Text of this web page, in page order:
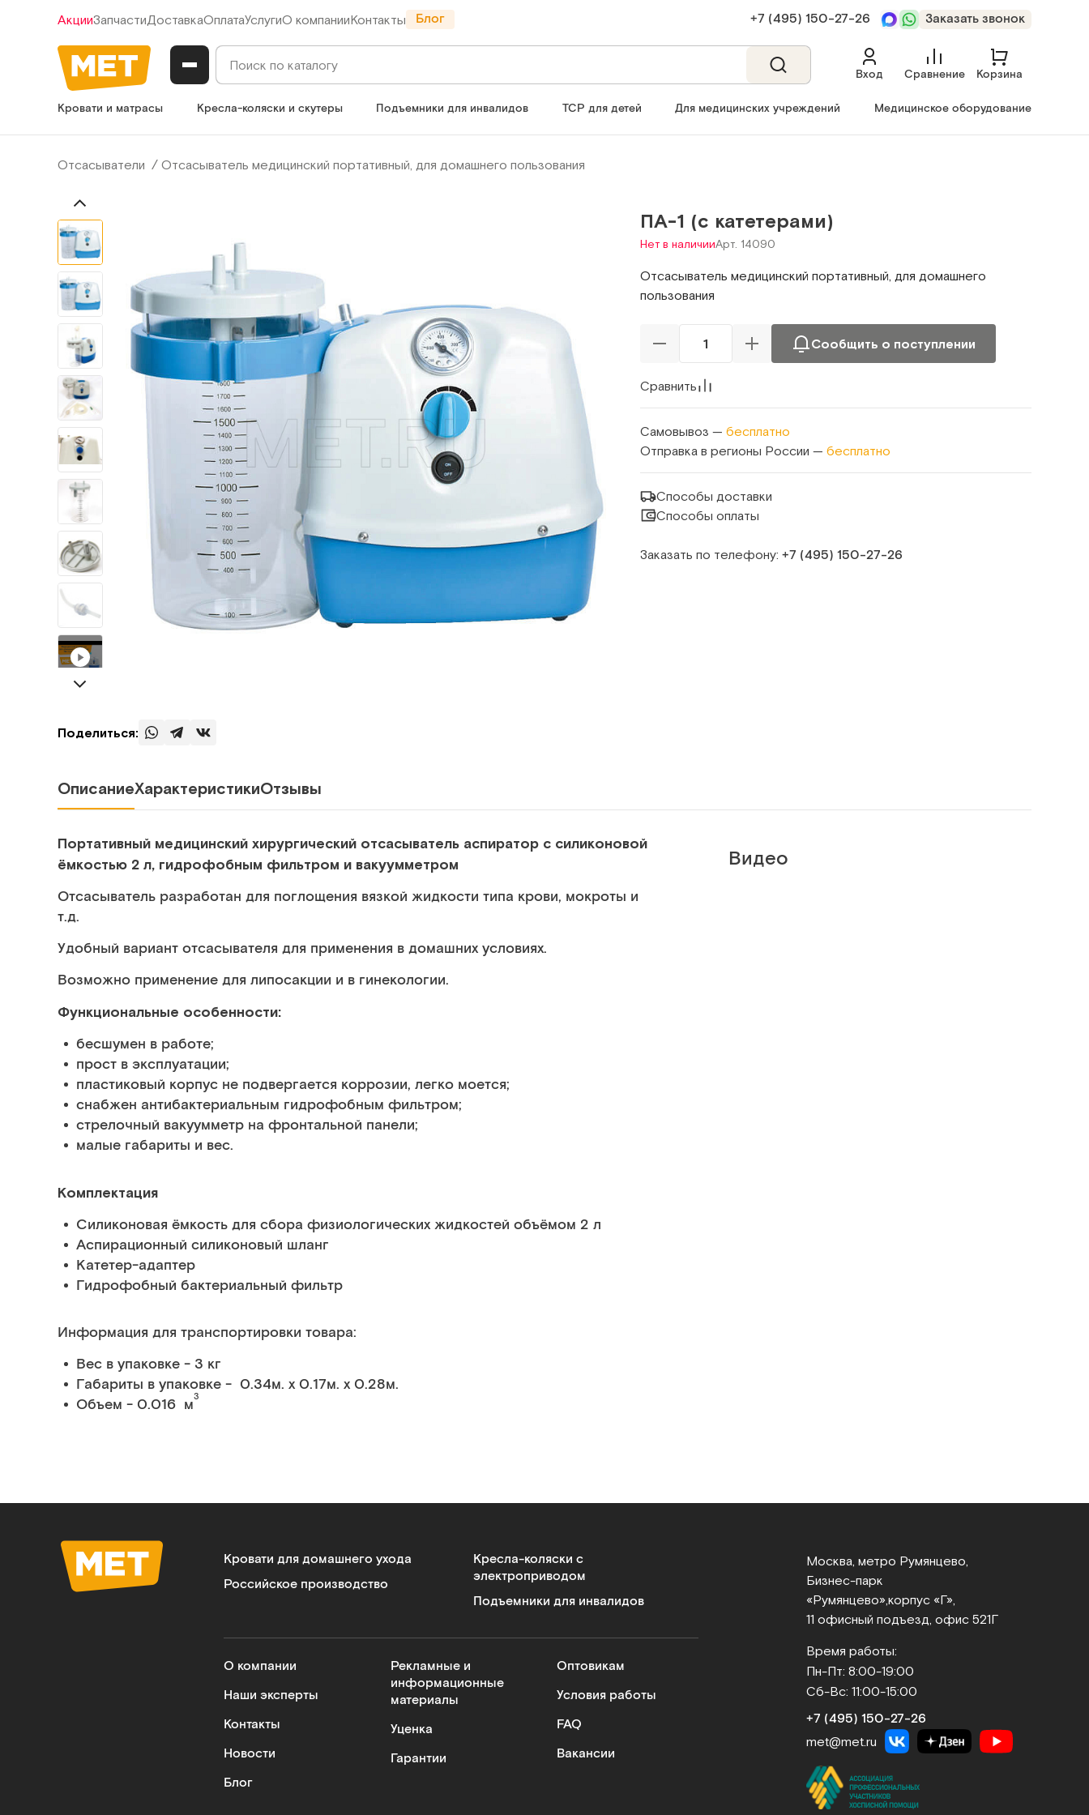
АкцииЗапчастиДоставкаОплатаУслугиО компанииКонтакты Блог +7 (495) 150‑27‑26 Заказать звонок
Вход Сравнение Корзина
Кровати и матрасы Кресла-коляски и скутеры Подъемники для инвалидов ТСР для детей Для медицинских учреждений Медицинское оборудование
Отсасыватели Отсасыватель медицинский портативный, для домашнего пользования
Поделиться:
ПА-1 (с катетерами)
Нет в наличииАрт. 14090
Отсасыватель медицинский портативный, для домашнего
пользования
Сообщить о поступлении
Сравнить
Самовывоз — бесплатно
Отправка в регионы России — бесплатно
Способы доставки
Способы оплаты
Заказать по телефону: +7 (495) 150‑27‑26
ОписаниеХарактеристикиОтзывы
Видео
Портативный медицинский хирургический отсасыватель аспиратор с силиконовой
ёмкостью 2 л, гидрофобным фильтром и вакуумметром
Отсасыватель разработан для поглощения вязкой жидкости типа крови, мокроты и
т.д.
Удобный вариант отсасывателя для применения в домашних условиях.
Возможно применение для липосакции и в гинекологии.
Функциональные особенности:
бесшумен в работе;
прост в эксплуатации;
пластиковый корпус не подвергается коррозии, легко моется;
снабжен антибактериальным гидрофобным фильтром;
стрелочный вакуумметр на фронтальной панели;
малые габариты и вес.
Комплектация
Силиконовая ёмкость для сбора физиологических жидкостей объёмом 2 л
Аспирационный силиконовый шланг
Катетер-адаптер
Гидрофобный бактериальный фильтр
Информация для транспортировки товара:
Вес в упаковке - 3 кг
Габариты в упаковке - 0.34м. x 0.17м. x 0.28м.
Объем - 0.016 м3
Кровати для домашнего ухода
Российское производство
Кресла-коляски с
электроприводом
Подъемники для инвалидов
О компании
Наши эксперты
Контакты
Новости
Блог
Рекламные и
информационные
материалы
Уценка
Гарантии
Оптовикам
Условия работы
FAQ
Вакансии
Москва, метро Румянцево,
Бизнес‑парк
«Румянцево», корпус «Г»,
11 офисный подъезд, офис 521Г
Время работы:
Пн-Пт: 8:00-19:00
Сб-Вс: 11:00-15:00
+7 (495) 150‑27‑26
met@met.ru